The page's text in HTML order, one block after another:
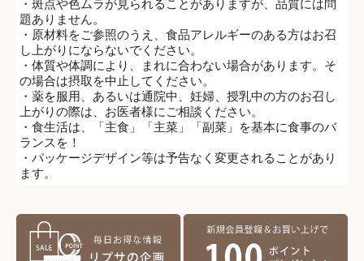
・斑点や色ムラが見られることがありますが、品質には問
題ありません。
・原材料をご参照のうえ、食品アレルギーのある方はお召
し上がりにならないでください。
・体質や体調により、まれに合わない場合があります。そ
の場合は摂取を中止してください。
・薬を服用、あるいは通院中、妊婦、授乳中の方のお召し
上がりの際は、お医者様にご相談ください。
・食生活は、「主食」「主菜」「副菜」を基本に食事のバ
ランスを！
・パッケージデザイン等は予告なく変更されることがあり
ます。